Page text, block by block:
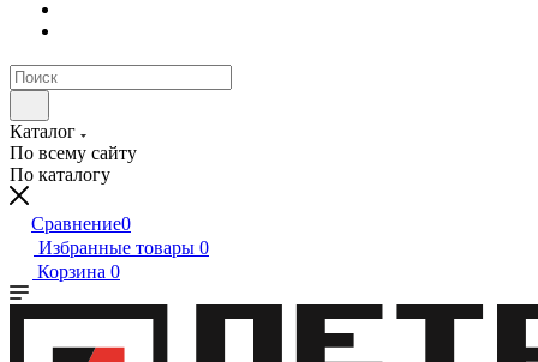
Каталог
По всему сайту
По каталогу
Сравнение0
Избранные товары 0
Корзина 0